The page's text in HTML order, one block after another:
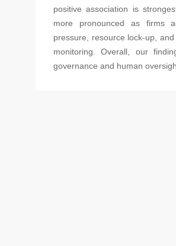
positive association is
more pronounced as firms
pressure, resource lock-up,
monitoring. Overall, our
governance and human